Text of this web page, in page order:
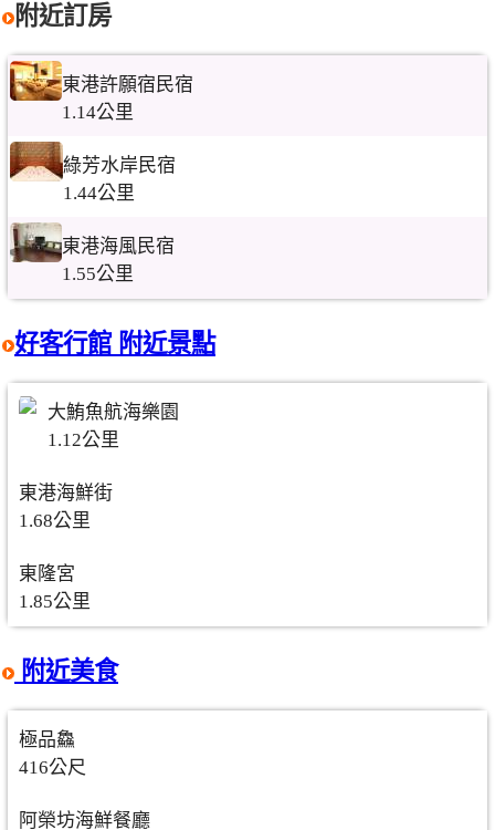
附近訂房
東港許願宿民宿
1.14公里
綠芳水岸民宿
1.44公里
東港海風民宿
1.55公里
好客行館 附近景點
大鮪魚航海樂園
1.12公里
東港海鮮街
1.68公里
東隆宮
1.85公里
附近美食
極品鱻
416公尺
阿榮坊海鮮餐廳